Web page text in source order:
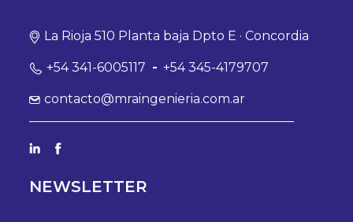
La Rioja 510 Planta baja Dpto E · Concordia
+54 341-6005117 - +54 345-4179707
contacto@mraingenieria.com.ar
NEWSLETTER